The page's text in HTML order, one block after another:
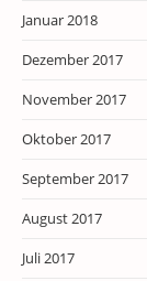
Januar 2018
Dezember 2017
November 2017
Oktober 2017
September 2017
August 2017
Juli 2017